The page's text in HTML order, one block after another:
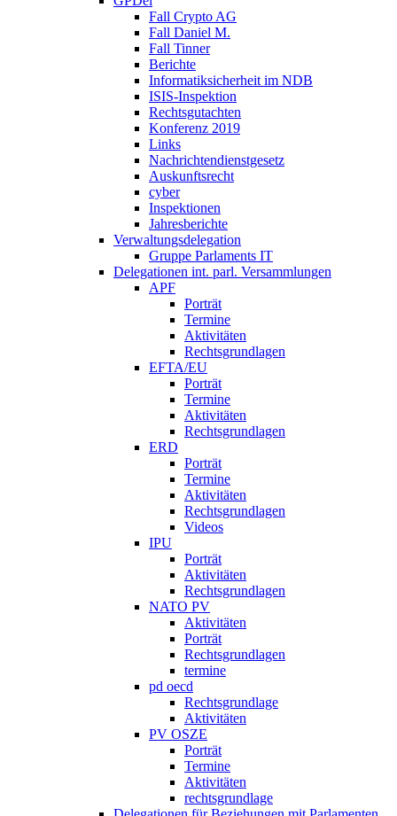
Fall Crypto AG
Fall Daniel M.
Fall Tinner
Berichte
Informatiksicherheit ­im NDB
ISIS-Inspektion
Rechtsgutachten
Konferenz 2019
Links
Nachrichtendienstgesetz
Auskunftsrecht
cyber
Inspektionen
Jahresberichte
Verwaltungsdelegation
Gruppe Parlaments IT
Delegationen int. parl. Versammlungen
APF
Porträt
Termine
Aktivitäten
Rechtsgrundlagen
EFTA/EU
Porträt
Termine
Aktivitäten
Rechtsgrundlagen
ERD
Porträt
Termine
Aktivitäten
Rechtsgrundlagen
Videos
IPU
Porträt
Aktivitäten
Rechtsgrundlagen
NATO PV
Aktivitäten
Porträt
Rechtsgrundlagen
termine
pd oecd
Rechtsgrundlage
Aktivitäten
PV OSZE
Porträt
Termine
Aktivitäten
rechtsgrundlage